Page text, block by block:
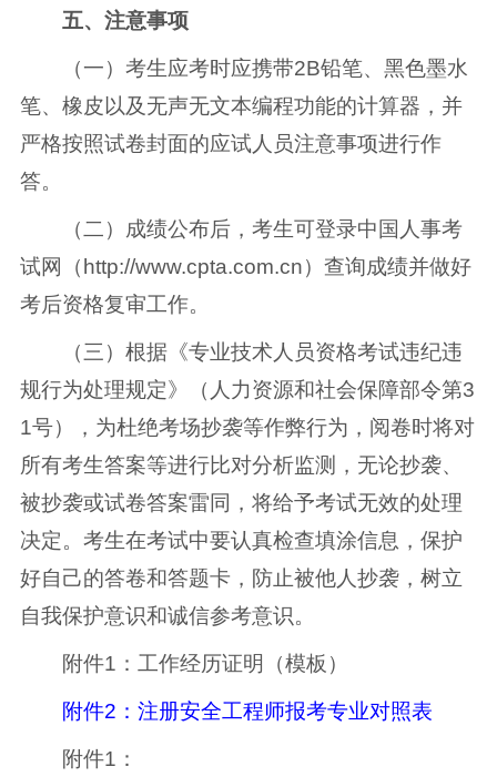
五、注意事项
（一）考生应考时应携带2B铅笔、黑色墨水
笔、橡皮以及无声无文本编程功能的计算器，并
严格按照试卷封面的应试人员注意事项进行作
答。
（二）成绩公布后，考生可登录中国人事考
试网（http://www.cpta.com.cn）查询成绩并做好
考后资格复审工作。
（三）根据《专业技术人员资格考试违纪违
规行为处理规定》（人力资源和社会保障部令第3
1号），为杜绝考场抄袭等作弊行为，阅卷时将对
所有考生答案等进行比对分析监测，无论抄袭、
被抄袭或试卷答案雷同，将给予考试无效的处理
决定。考生在考试中要认真检查填涂信息，保护
好自己的答卷和答题卡，防止被他人抄袭，树立
自我保护意识和诚信参考意识。
附件1：工作经历证明（模板）
附件2：注册安全工程师报考专业对照表
附件1：